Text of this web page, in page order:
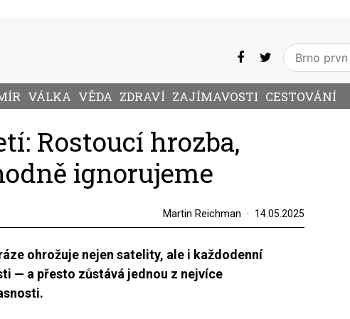
VÁLKA VĚDA ZDRAVÍ ZAJÍMAVOSTI CESTOVÁNÍ
Rostoucí hrozba,
ignorujeme
Martin Reichman 14.05.2025
ohrožuje nejen satelity, ale i každodenní
— a přesto zůstává jednou z nejvíce